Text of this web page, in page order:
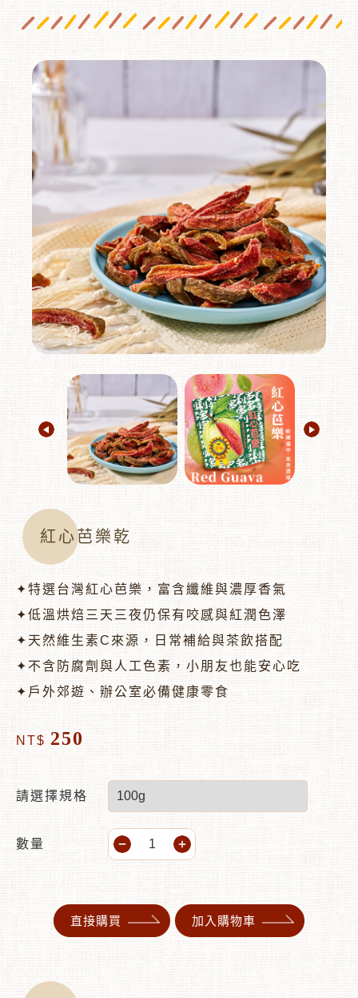
紅心芭樂乾
✦特選台灣紅心芭樂，富含纖維與濃厚香氣
✦低溫烘焙三天三夜仍保有咬感與紅潤色澤
✦天然維生素C來源，日常補給與茶飲搭配
✦不含防腐劑與人工色素，小朋友也能安心吃
✦戶外郊遊、辦公室必備健康零食
NT$ 250
請選擇規格
數量
直接購買 加入購物車